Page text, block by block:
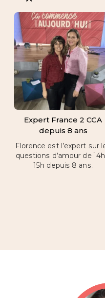
Expert France 2 CCA
depuis 8 ans
Florence est l’expert sur
questions d’amour de
15h depuis 8 ans.